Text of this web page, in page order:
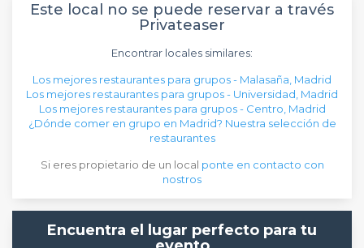
Este local no se puede reservar a través
Privateaser
Encontrar locales similares:
Los mejores restaurantes para grupos - Malasaña, Madrid
Los mejores restaurantes para grupos - Universidad, Madrid
Los mejores restaurantes para grupos - Centro, Madrid
¿Dónde comer en grupo en Madrid? Nuestra selección de
restaurantes
Si eres propietario de un local ponte en contacto con
nostros
Encuentra el lugar perfecto para tu